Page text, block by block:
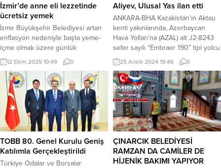
İzmir’de anne eli lezzetinde
ücretsiz yemek
İzmir Büyükşehir Belediyesi artan
enflasyon nedeniyle başta yeme-
içme olmak üzere günlük
ihtiyaçlarını karşılarken bile
zorlanan üniversite öğrencilere
desteğe devam ediyor. İZMİR (İGFA)
– İzmir Büyükşehir Belediyesi’nin
üniversite öğrencilerine yönelik
ücretsiz sıcak yemek dağıtımı yeni
öğrenim yılında da aksatılmıyor. Altı
devlet üniversitesinin kampüsü ve
yakınında anne eli lezzetinde
üretilen yemeklerle gençlerin...
12 Ekim 2025 10:49 0
Aliyev, Ulusal Yas ilan etti
ANKARA-BHA Kazakistan’ın Aktau
kenti yakınlarında, Azerbaycan
Hava Yolları’na (AZAL) ait J2-8243
sefer sayılı “Embraer 190” tipi yolcu
uçağının düşmesi sonucu büyük
bir trajedi yaşandı. Kazada 38 kişi
yaşamını yitirirken, 29 kişi de
yaralandı. Kazakistan Başbakan
Yardımcısı Kanat Bozumbayev,
olayla ilgili yaptığı açıklamada,
cenazelerin çoğunun yanmış
durumda olduğunu ve morga
kaldırıldığını...
25 Aralık 2024 19:46 0
TOBB 80. Genel Kurulu Geniş
Katılımla Gerçekleştirildi
Türkiye Odalar ve Borsalar
ÇINARCIK BELEDİYESİ
RAMZAN DA CAMİLER DE
HİJENİK BAKIMI YAPIYOR